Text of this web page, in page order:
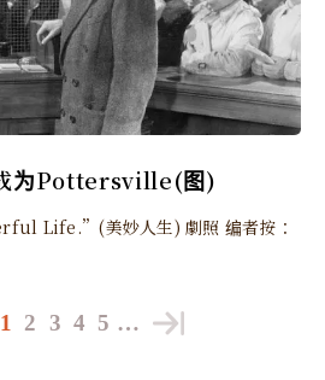
为Pottersville(图)
美妙人生) 劇照 编者按：
1 2 3 4 5 …